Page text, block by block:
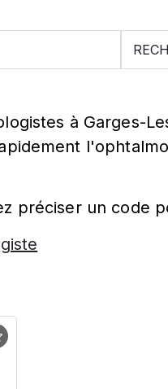
à Garges-
préciser un code